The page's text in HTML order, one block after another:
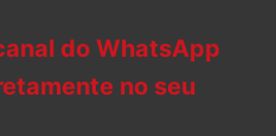
do WhatsApp
no seu